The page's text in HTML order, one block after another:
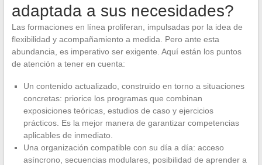
adaptada a sus necesidades?
Las formaciones en línea proliferan, impulsadas por la idea de
flexibilidad y acompañamiento a medida. Pero ante esta
abundancia, es imperativo ser exigente. Aquí están los puntos
de atención a tener en cuenta:
Un contenido actualizado, construido en torno a situaciones
concretas: priorice los programas que combinan
exposiciones teóricas, estudios de caso y ejercicios
prácticos. Es la mejor manera de garantizar competencias
aplicables de inmediato.
Una organización compatible con su día a día: acceso
asíncrono, secuencias modulares, posibilidad de aprender a